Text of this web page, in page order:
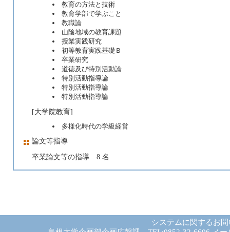
教育の方法と技術
教育学部で学ぶこと
教職論
山陰地域の教育課題
授業実践研究
初等教育実践基礎Ｂ
卒業研究
道徳及び特別活動論
特別活動指導論
特別活動指導論
特別活動指導論
[大学院教育]
多様化時代の学級経営
論文等指導
卒業論文等の指導 8 名
システムに関するお